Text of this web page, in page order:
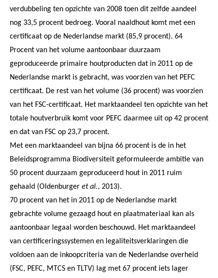
verdubbeling ten opzichte van 2008 toen dit zelfde aandeel
nog 33,5 procent bedroeg. Vooral naaldhout komt met een
certificaat op de Nederlandse markt (85,9 procent). 64
Procent van het volume aantoonbaar duurzaam
geproduceerde primaire houtproducten dat in 2011 op de
Nederlandse markt is gebracht, was voorzien van het PEFC
certificaat. De rest van het volume (36 procent) was voorzien
van het FSC-certificaat. Het marktaandeel ten opzichte van het
totale houtverbruik komt voor PEFC daarmee uit op 42 procent
en dat van FSC op 23,7 procent.
Met een marktaandeel van bijna 66 procent is de in het
Beleidsprogramma Biodiversiteit geformuleerde ambitie van
50 procent duurzaam geproduceerd hout in 2011 ruim
gehaald (Oldenburger et al., 2013).
70 procent van het in 2011 op de Nederlandse markt
gebrachte volume gezaagd hout en plaatmateriaal kan als
aantoonbaar legaal worden beschouwd. Het marktaandeel
van certificeringssystemen en legaliteitsverklaringen die
voldoen aan de inkoopcriteria van de Nederlandse overheid
(FSC, PEFC, MTCS en TLTV) lag met 67 procent iets lager